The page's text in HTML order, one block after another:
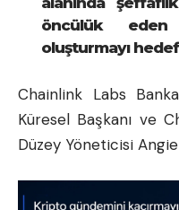
öncülük
oluşturmayı
Chainlink Labs
Küresel Başkanı ve
Düzey Yöneticisi